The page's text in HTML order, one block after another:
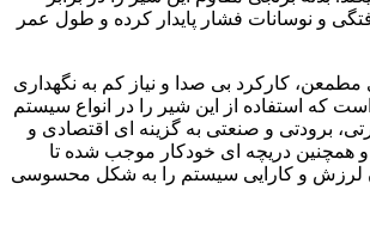
و نوسانات فشار پایدار کرده و طول عمر
کارکرد بی صدا و نیاز کم به نگهداری
که استفاده از این شیر را در انواع سیستم
برودتی و صنعتی به گزینه ای اقتصادی و
همچنین دریچه ای خودکار موجب شده تا
لرزش و کارایی سیستم را به شکل محسوسی